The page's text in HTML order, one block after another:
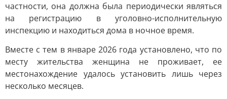
частности, она должна была периодически являться
на регистрацию в уголовно-исполнительную
инспекцию и находиться дома в ночное время.
Вместе с тем в январе 2026 года установлено, что по
месту жительства женщина не проживает, ее
местонахождение удалось установить лишь через
несколько месяцев.